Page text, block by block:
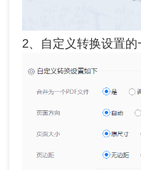
2、自定义转换设置